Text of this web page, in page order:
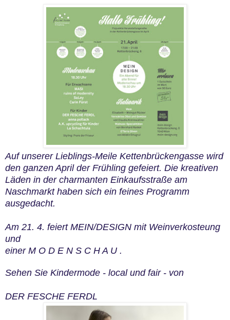
Auf unserer Lieblings-Meile Kettenbrückengasse wird
den ganzen April der Frühling gefeiert. Die kreativen
Läden in der charmanten Einkaufsstraße am
Naschmarkt haben sich ein feines Programm
ausgedacht.
Am 21. 4. feiert MEIN/DESIGN mit Weinverkosteung
und
einer M O D E N S C H A U .
Sehen Sie Kindermode - local und fair - von
DER FESCHE FERDL